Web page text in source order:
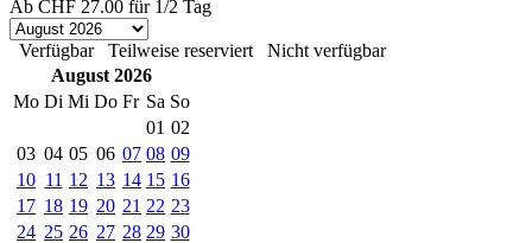
Ab CHF 27.00 für 1/2 Tag
Verfügbar Teilweise reserviert
Nicht verfügbar
August 2026
Mo Di Mi Do Fr Sa So
01 02
03 04 05 06 07 08 09
10 11 12 13 14 15 16
17 18 19 20 21 22 23
24 25 26 27 28 29 30